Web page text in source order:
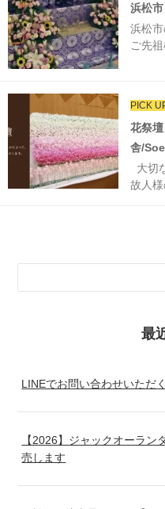
浜松
浜松
ご先
PICK
花祭
舎/
大切
故人
最
LINEでお問い合わせいただ
【2026】ジャックオーラン
売します